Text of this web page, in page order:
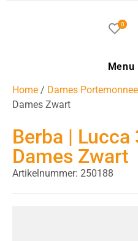
0
Menu
Home / Dames
Dames Zwart
Berba | Lucca
Dames Zwart
Artikelnummer: 250188